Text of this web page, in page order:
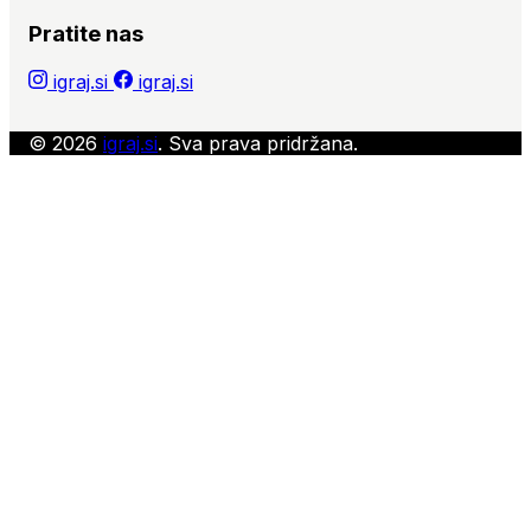
Pratite nas
igraj.si igraj.si
© 2026 igraj.si. Sva prava pridržana.